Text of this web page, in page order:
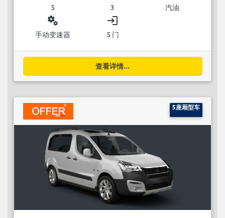
5 3 汽油
miscellaneous_services
手动变速器
login
5 门
查看详情...
5座厢型车